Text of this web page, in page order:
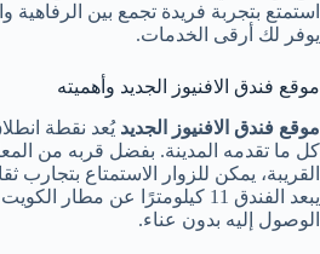
استمتع بتجربة فريدة تجمع بين
يوفر لك أرقى الخدمات.
موقع فندق الافنيوز الجديد وأهميته
موقع فندق الافنيوز الجديد يُعد نقطة
كل ما تقدمه المدينة. بفضل قربه من
القريبة، يمكن للزوار الاستمتاع بتجارب
يبعد الفندق 11 كيلومترًا عن مطار
الوصول إليه بدون عناء.